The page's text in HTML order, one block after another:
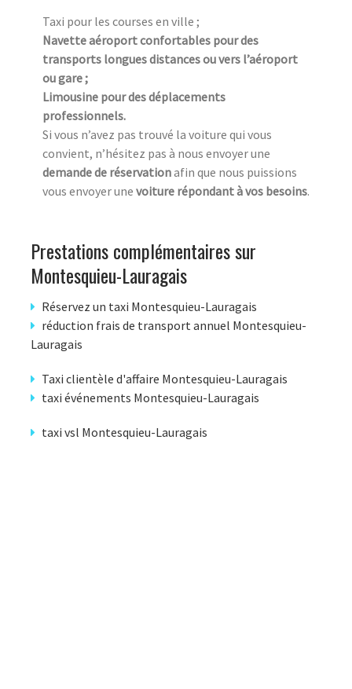
Taxi pour les courses en ville ;
Navette aéroport confortables pour des
transports longues distances ou vers l’aéroport
ou gare ;
Limousine pour des déplacements
professionnels.
Si vous n’avez pas trouvé la voiture qui vous
convient, n’hésitez pas à nous envoyer une
demande de réservationafin que nous puissions
vous envoyer une voiture répondant à vos besoins.
Prestations complémentaires sur
Montesquieu-Lauragais
Réservez un taxi Montesquieu-Lauragais
réduction frais de transport annuel Montesquieu-
Lauragais
Taxi clientèle d'affaire Montesquieu-Lauragais
taxi événements Montesquieu-Lauragais
taxi vsl Montesquieu-Lauragais